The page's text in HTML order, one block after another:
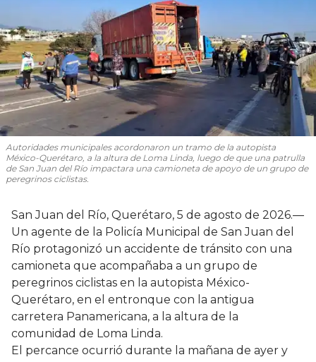
Autoridades municipales acordonaron un tramo de la autopista
México-Querétaro, a la altura de Loma Linda, luego de que una patrulla
de San Juan del Río impactara una camioneta de apoyo de un grupo de
peregrinos ciclistas.
San Juan del Río, Querétaro, 5 de agosto de 2026.—
Un agente de la Policía Municipal de San Juan del
Río protagonizó un accidente de tránsito con una
camioneta que acompañaba a un grupo de
peregrinos ciclistas en la autopista México-
Querétaro, en el entronque con la antigua
carretera Panamericana, a la altura de la
comunidad de Loma Linda.
El percance ocurrió durante la mañana de ayer y